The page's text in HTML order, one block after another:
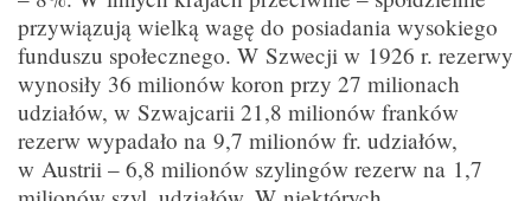
przywiązują wielką wagę do posiadania wysokiego
funduszu społecznego. W Szwecji w 1926 r. rezerwy
wynosiły 36 milionów koron przy 27 milionach
udziałów, w Szwajcarii 21,8 milionów franków
rezerw wypadało na 9,7 milionów fr. udziałów,
w Austrii – 6,8 milionów szylingów rezerw na 1,7